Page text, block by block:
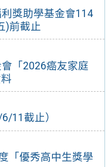
獎助學基金會114
)前截止
「2026癌友家庭
11截止）
「優秀高中生獎學